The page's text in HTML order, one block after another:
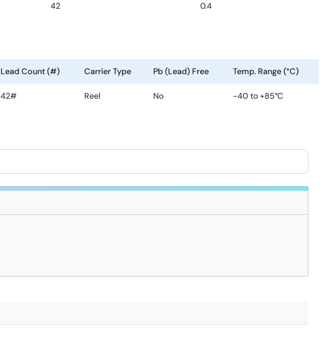
42 0.4
Lead Count (#) Carrier Type Pb (Lead) Free Temp. Range (°C)
42# Reel No -40 to +85°C